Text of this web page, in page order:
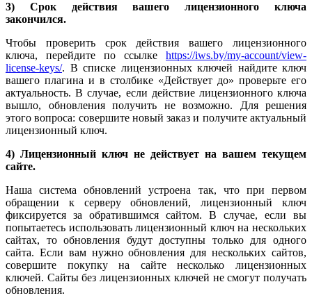
3) Срок действия вашего лицензионного ключа
закончился.
Чтобы проверить срок действия вашего лицензионного
ключа, перейдите по ссылке https://iws.by/my-account/view-
license-keys/. В списке лицензионных ключей найдите ключ
вашего плагина и в столбике «Действует до» проверьте его
актуальность. В случае, если действие лицензионного ключа
вышло, обновления получить не возможно. Для решения
этого вопроса: совершите новый заказ и получите актуальный
лицензионный ключ.
4) Лицензионный ключ не действует на вашем текущем
сайте.
Наша система обновлений устроена так, что при первом
обращении к серверу обновлений, лицензионный ключ
фиксируется за обратившимся сайтом. В случае, если вы
попытаетесь использовать лицензионный ключ на нескольких
сайтах, то обновления будут доступны только для одного
сайта. Если вам нужно обновления для нескольких сайтов,
совершите покупку на сайте несколько лицензионных
ключей. Сайты без лицензионных ключей не смогут получать
обновления.